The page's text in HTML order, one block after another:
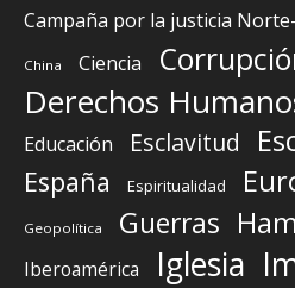
Campaña por la justicia
China Ciencia
Derechos
Educación Esclavitud
España Espiritualidad
Geopolítica Guerras
Iberoamérica Iglesia